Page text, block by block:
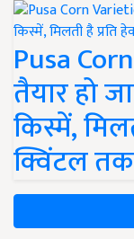
Pusa
तैयार हो
किस्में,
क्विंटल तक